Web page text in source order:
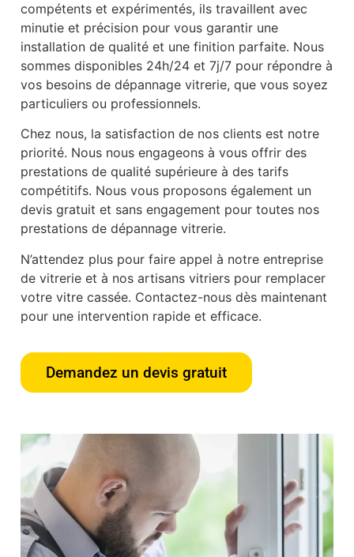
compétents et expérimentés, ils travaillent avec
minutie et précision pour vous garantir une
installation de qualité et une finition parfaite. Nous
sommes disponibles 24h/24 et 7j/7 pour répondre à
vos besoins de dépannage vitrerie, que vous soyez
particuliers ou professionnels.
Chez nous, la satisfaction de nos clients est notre
priorité. Nous nous engageons à vous offrir des
prestations de qualité supérieure à des tarifs
compétitifs. Nous vous proposons également un
devis gratuit et sans engagement pour toutes nos
prestations de dépannage vitrerie.
N’attendez plus pour faire appel à notre entreprise
de vitrerie et à nos artisans vitriers pour remplacer
votre vitre cassée. Contactez-nous dès maintenant
pour une intervention rapide et efficace.
Demandez un devis gratuit